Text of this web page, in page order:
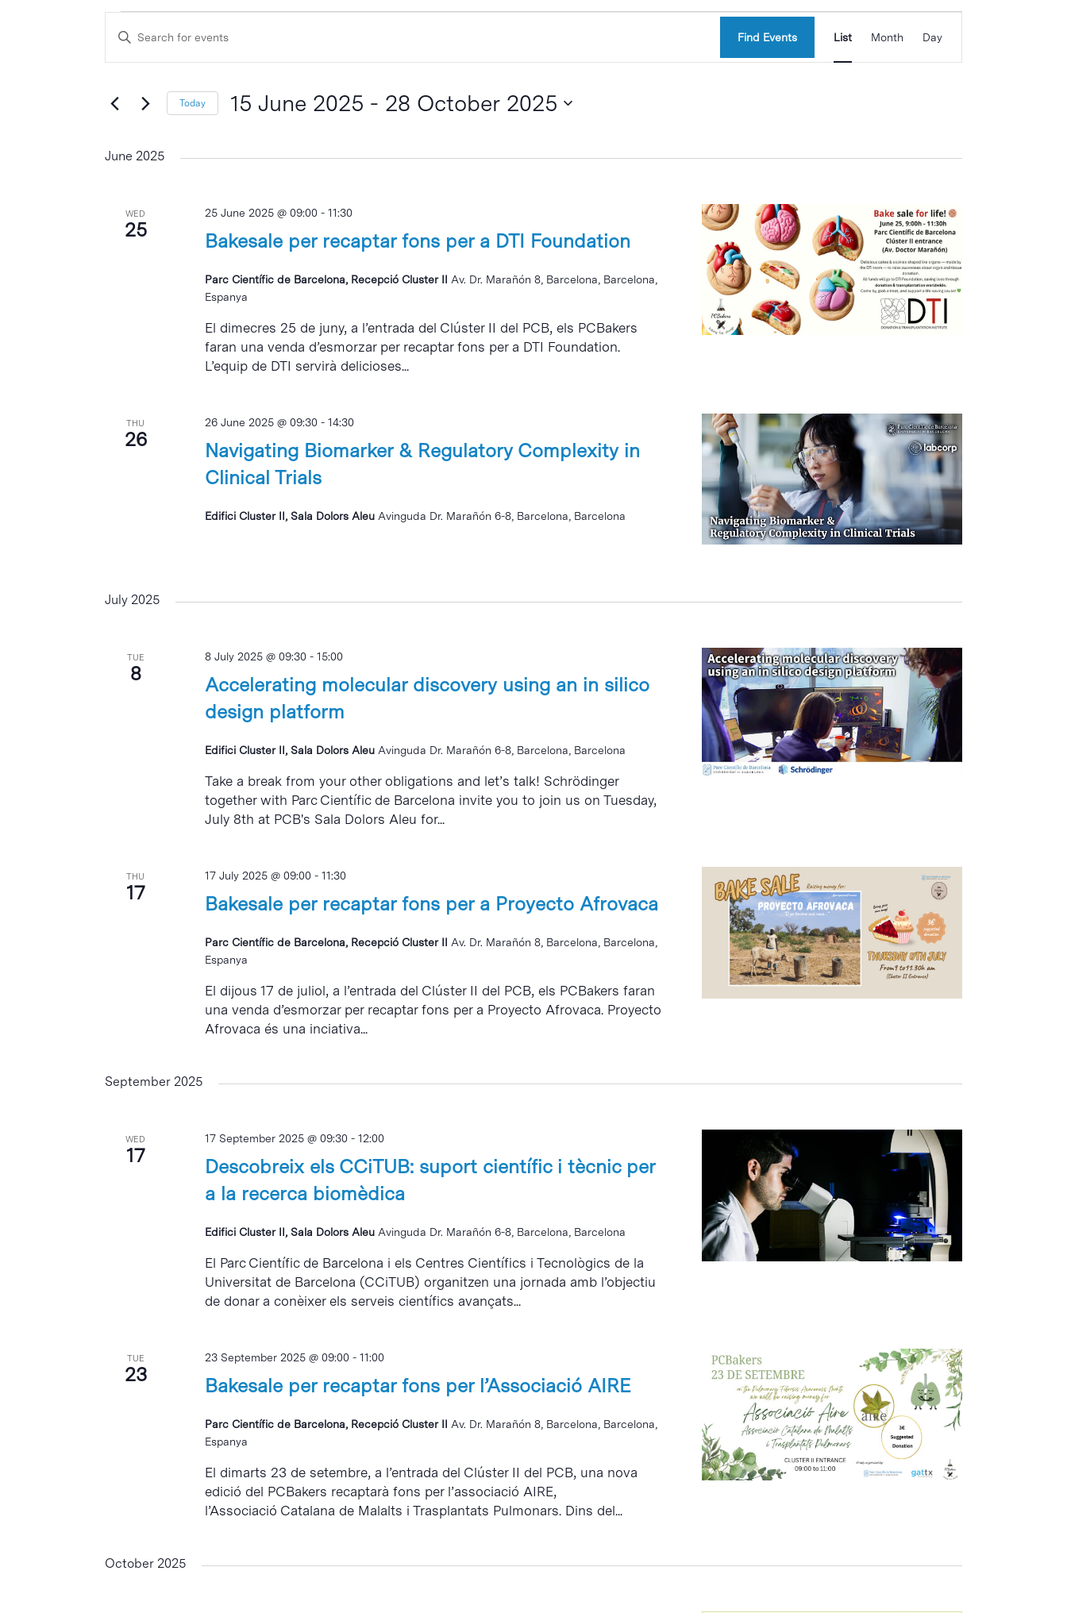
Hit enter to search or ESC to close
Events
Events
Search
Views
Enter
Events
Keyword.
Find Events
Views
Navigation
List Month Day
Today 15 June 2025 - 28 October 2025
June 2025
WED
25 Bakesale per recaptar fons per a DTI Foundation
25 June 2025 @ 09:00- 11:30
Parc Científic de Barcelona, Recepció Cluster II Av. Dr. Marañón 8, Barcelona, Barcelona,
Espanya
El dimecres 25 de juny, a l’entrada del Clúster II del PCB, els PCBakers
faran una venda d’esmorzar per recaptar fons per a DTI Foundation.
L’equip de DTI servirà delicioses...
THU
26
Navigating Biomarker & Regulatory Complexity in
Clinical Trials
26 June 2025 @ 09:30- 14:30
Edifici Cluster II, Sala Dolors Aleu Avinguda Dr. Marañón 6-8, Barcelona, Barcelona
July 2025
TUE
8
Accelerating molecular discovery using an in silico
design platform
8 July 2025 @ 09:30- 15:00
Edifici Cluster II, Sala Dolors Aleu Avinguda Dr. Marañón 6-8, Barcelona, Barcelona
Take a break from your other obligations and let’s talk! Schrödinger
together with Parc Científic de Barcelona invite you to join us on Tuesday,
July 8th at PCB's Sala Dolors Aleu for...
THU
17 Bakesale per recaptar fons per a Proyecto Afrovaca
17 July 2025 @ 09:00- 11:30
Parc Científic de Barcelona, Recepció Cluster II Av. Dr. Marañón 8, Barcelona, Barcelona,
Espanya
El dijous 17 de juliol, a l’entrada del Clúster II del PCB, els PCBakers faran
una venda d’esmorzar per recaptar fons per a Proyecto Afrovaca. Proyecto
Afrovaca és una inciativa...
September 2025
WED
17
Descobreix els CCiTUB: suport científic i tècnic per
a la recerca biomèdica
17 September 2025 @ 09:30- 12:00
Edifici Cluster II, Sala Dolors Aleu Avinguda Dr. Marañón 6-8, Barcelona, Barcelona
El Parc Científic de Barcelona i els Centres Científics i Tecnològics de la
Universitat de Barcelona (CCiTUB) organitzen una jornada amb l’objectiu
de donar a conèixer els serveis científics avançats...
TUE
23 Bakesale per recaptar fons per l’Associació AIRE
23 September 2025 @ 09:00- 11:00
Parc Científic de Barcelona, Recepció Cluster II Av. Dr. Marañón 8, Barcelona, Barcelona,
Espanya
El dimarts 23 de setembre, a l’entrada del Clúster II del PCB, una nova
edició del PCBakers recaptarà fons per l’associació AIRE,
l’Associació Catalana de Malalts i Trasplantats Pulmonars. Dins del...
October 2025